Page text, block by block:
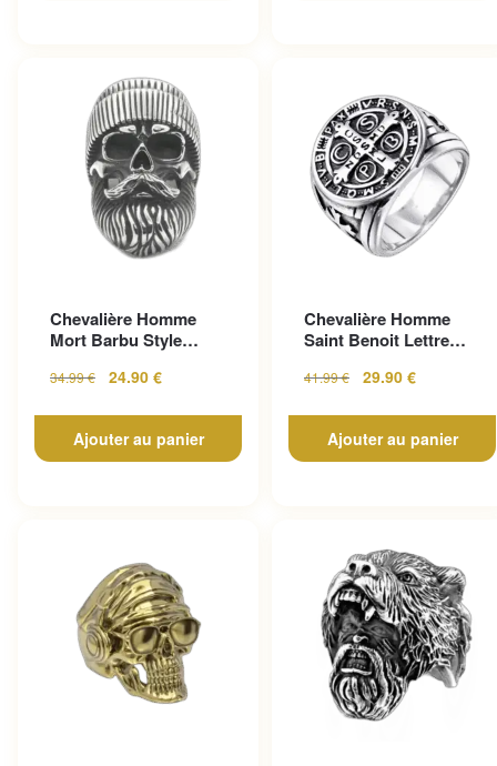
Chevalière Homme
Mort Barbu Style
Inoxy...
34.99€ 24.90 €
Ajouter au panier
Chevalière Homme
Saint Benoit Lettre
41.99€ 29.90 €
Ajouter au panier